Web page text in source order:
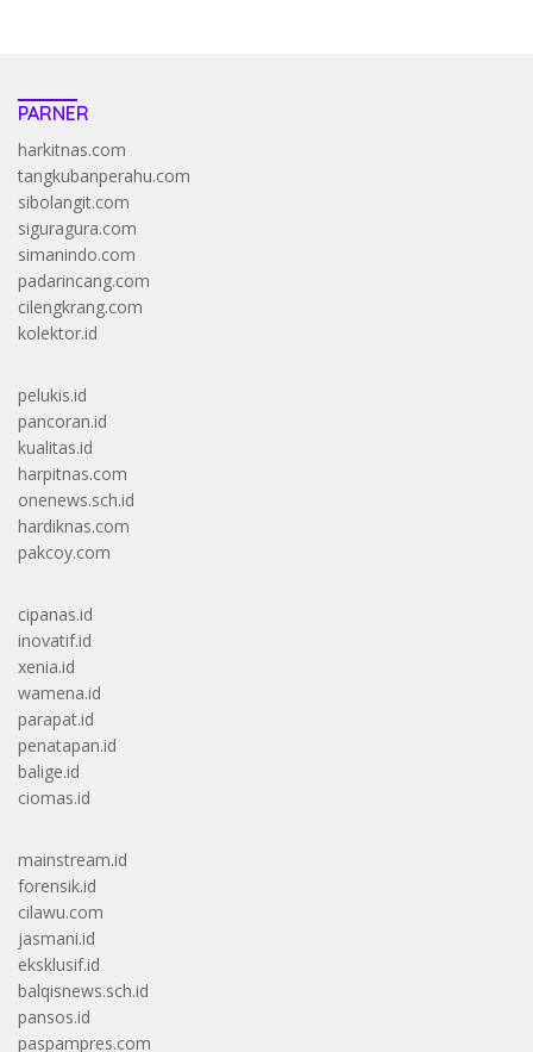
PARNER
harkitnas.com
tangkubanperahu.com
sibolangit.com
siguragura.com
simanindo.com
padarincang.com
cilengkrang.com
kolektor.id
pelukis.id
pancoran.id
kualitas.id
harpitnas.com
onenews.sch.id
hardiknas.com
pakcoy.com
cipanas.id
inovatif.id
xenia.id
wamena.id
parapat.id
penatapan.id
balige.id
ciomas.id
mainstream.id
forensik.id
cilawu.com
jasmani.id
eksklusif.id
balqisnews.sch.id
pansos.id
paspampres.com